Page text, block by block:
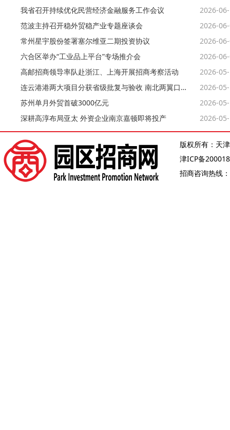
我省召开持续优化民营经济金融服务工作会议
2026-
范波主持召开稳外贸稳产业专题座谈会
2026-
常州星宇股份签署塞尔维亚二期投资协议
2026-
六合区举办“工业品上平台”专场推介会
2026-
高邮招商领导率队赴浙江、上海开展招商考察活动
2026-
连云港港两大项目分获省级批复与验收 南北两翼口岸能级再提升
2026-
苏州单月外贸首破3000亿元
2026-
深耕高淳布局亚太 外资企业南京嘉顿即将投产
2026-
版权所有：天
津ICP备
招商咨询热线：